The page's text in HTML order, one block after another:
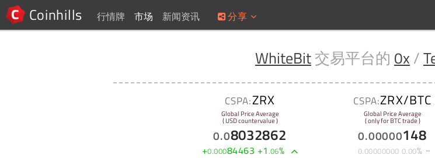
Coinhills 行情牌 市场 新闻资讯 分享
WhiteBit交易平台的 0x /
CSPA:ZRX
Global Price Average
( USD countervalue )
0.08032862
+0.00084463 +1.06%
CSPA:ZRX/BTC
Global Price Average
( only for BTC trade )
0.00000148
0.00000000 0.00%